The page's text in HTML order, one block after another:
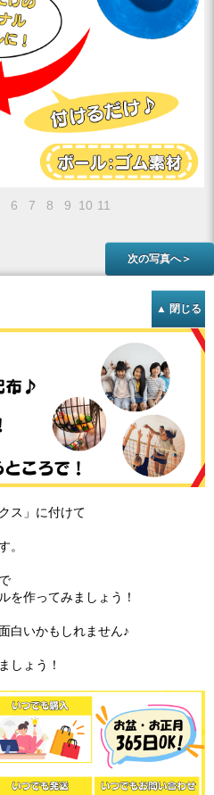
6 7 8 9 10 11
次の写真へ＞
ス」に付けて
。
を作ってみましょう！
白いかもしれません♪
しょう！